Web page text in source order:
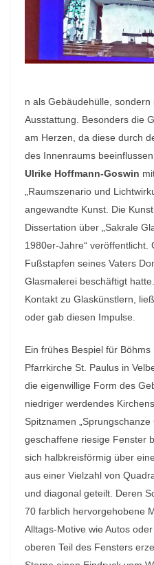
n als Gebäudehülle,
Ausstattung. Besonders die
am Herzen, da diese durch
des Innenraums
Ulrike Hoffmann-Goswin
„Raumszenario und
angewandte Kunst. Die
Dissertation über „Sakrale
1980er-Jahre“ veröffentlicht.
Fußstapfen seines Vaters
Glasmalerei beschäftigt
Kontakt zu Glaskünstlern,
oder gab diesen Impulse.
Ein frühes Bespiel für
Pfarrkirche St. Paulus in
die eigenwillige Form des
niedriger werdendes
Spitznamen
geschaffene riesige Fenster
sich halbkreisförmig über
aus einer Vielzahl von
und diagonal geteilt. Deren
70 farblich hervorgehobene
Alltags-Motive wie Autos
oberen Teil des Fensters